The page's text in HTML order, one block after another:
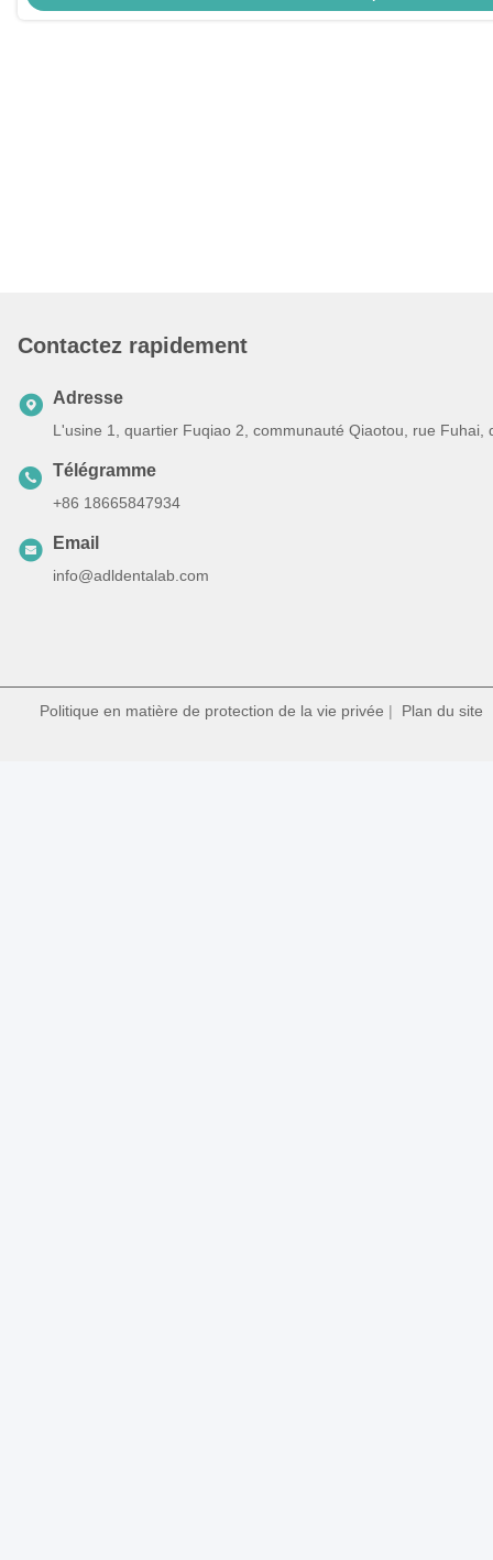
Contactez rapidement
Adresse
L'usine 1, quartier Fuqiao 2, communauté Qiaotou, rue
Télégramme
+86 18665847934
Email
info@adldentalab.com
Politique en matière de protection de la vie privée | Plan du site